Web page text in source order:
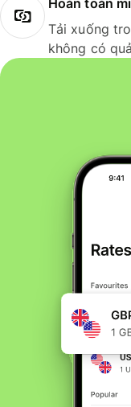
Tải xuống
không có